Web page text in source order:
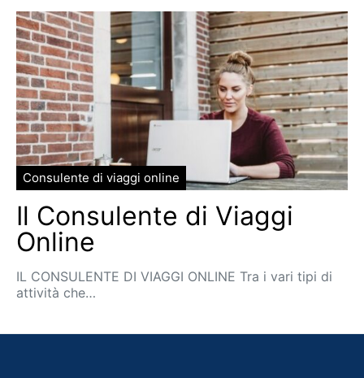
Consulente di viaggi online
Il Consulente di Viaggi
Online
IL CONSULENTE DI VIAGGI ONLINE Tra i vari tipi di
attività che…